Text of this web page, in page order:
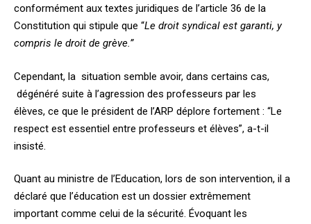
conformément aux textes juridiques de l’article 36 de la
Constitution qui stipule que “Le droit syndical est garanti, y
compris le droit de grève.”
Cependant, la situation semble avoir, dans certains cas,
dégénéré suite à l’agression des professeurs par les
élèves, ce que le président de l’ARP déplore fortement : “Le
respect est essentiel entre professeurs et élèves”, a-t-il
insisté.
Quant au ministre de l’Education, lors de son intervention, il a
déclaré que l’éducation est un dossier extrêmement
important comme celui de la sécurité. Évoquant les